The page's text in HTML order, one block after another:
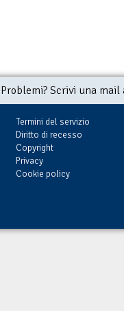
Problemi? Scrivi una
Termini del servizio
Diritto di recesso
Copyright
Privacy
Cookie policy